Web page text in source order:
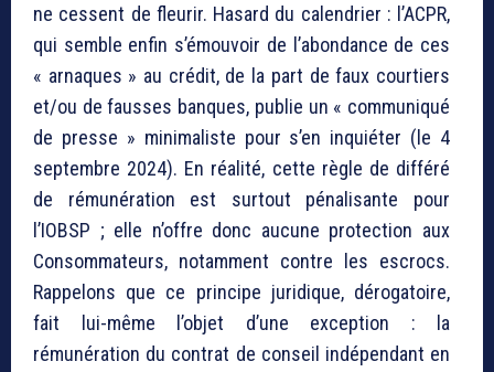
ne cessent de fleurir. Hasard du calendrier : l’ACPR,
qui semble enfin s’émouvoir de l’abondance de ces
« arnaques » au crédit, de la part de faux courtiers
et/ou de fausses banques, publie un « communiqué
de presse » minimaliste pour s’en inquiéter (le 4
septembre 2024). En réalité, cette règle de différé
de rémunération est surtout pénalisante pour
l’IOBSP ; elle n’offre donc aucune protection aux
Consommateurs, notamment contre les escrocs.
Rappelons que ce principe juridique, dérogatoire,
fait lui-même l’objet d’une exception : la
rémunération du contrat de conseil indépendant en